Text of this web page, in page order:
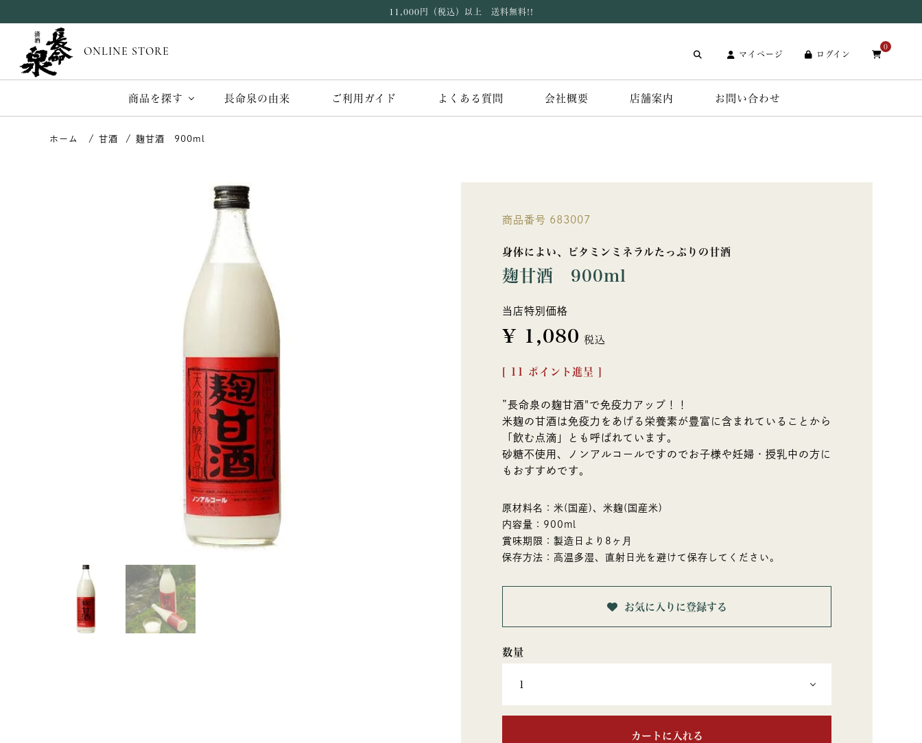
11,000円（税込）以上 送料無料!!
ONLINE STORE マイページ ログイン
0
商品を探す 長命泉の由来 ご利用ガイド よくある質問 会社概要 店舗案内 お問い合わせ
甘酒 麹甘酒 900ml
商品番号 683007
身体によい、ビタミンミネラルたっぷりの甘酒
麹甘酒 900ml
当店特別価格
¥ 1,080 税込
ポイント進呈 ]
”長命泉の麹甘酒"で免疫力アップ！！
米麹の甘酒は免疫力をあげる栄養素が豊富に含まれていることから
「飲む点滴」とも呼ばれています。
砂糖不使用、ノンアルコールですのでお子様や妊婦・授乳中の方に
もおすすめです。
原材料名：米(国産)、米麹(国産米)
内容量：900ml
賞味期限：製造日より8ヶ月
保存方法：高温多湿、直射日光を避けて保存してください。
お気に入りに登録する
カートに入れる